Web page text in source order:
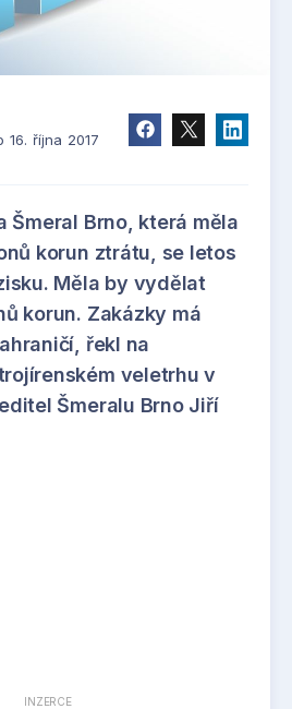
října 2017
Šmeral Brno, která měla
korun ztrátu, se letos
Měla by vydělat
korun. Zakázky má
řekl na
veletrhu v
Šmeralu Brno Jiří
INZERCE